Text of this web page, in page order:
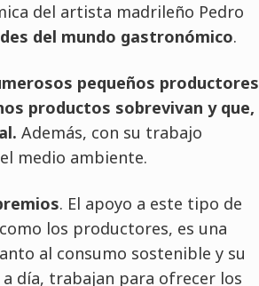
del artista madrileño Pedro
del mundo gastronómico.
pequeños productores
productos sobrevivan y que,
Además, con su trabajo
medio ambiente.
. El apoyo a este tipo de
los productores, es una
al consumo sostenible y su
día, trabajan para ofrecer los